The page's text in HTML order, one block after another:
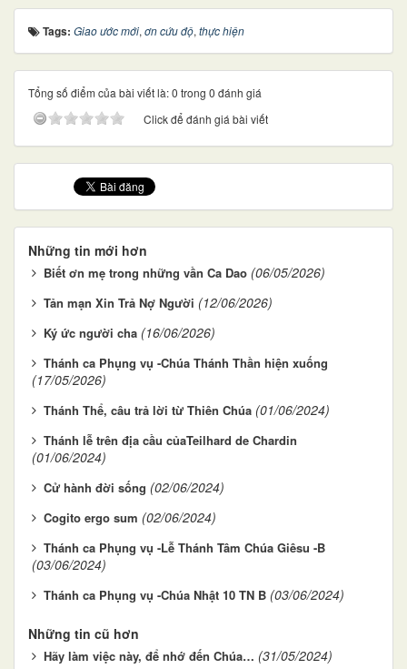
Tags: Giao ước mới, ơn cứu độ, thực hiện
Tổng số điểm của bài viết là: 0 trong 0 đánh giá
Click để đánh giá bài viết
Những tin mới hơn
Biết ơn mẹ trong những vần Ca Dao (06/05/2026)
Tản mạn Xin Trả Nợ Người (12/06/2026)
Ký ức người cha (16/06/2026)
Thánh ca Phụng vụ -Chúa Thánh Thần hiện xuống
(17/05/2026)
Thánh Thể, câu trả lời từ Thiên Chúa (01/06/2024)
Thánh lễ trên địa cầu củaTeilhard de Chardin
(01/06/2024)
Cử hành đời sống (02/06/2024)
Cogito ergo sum (02/06/2024)
Thánh ca Phụng vụ -Lễ Thánh Tâm Chúa Giêsu -B
(03/06/2024)
Thánh ca Phụng vụ -Chúa Nhật 10 TN B (03/06/2024)
Những tin cũ hơn
Hãy làm việc này, để nhớ đến Chúa… (31/05/2024)